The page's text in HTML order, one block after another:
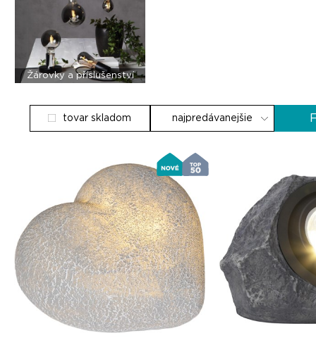
Žárovky a příslušenství
tovar skladom